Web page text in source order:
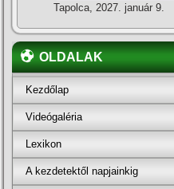
Tapolca, 2027. január 9.
OLDALAK
Kezdőlap
Videógaléria
Lexikon
A kezdetektől napjainkig